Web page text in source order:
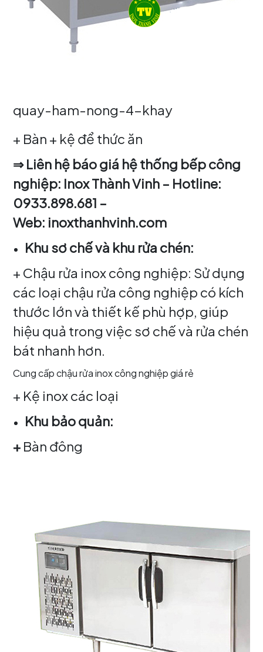
quay-ham-nong-4-khay
+ Bàn + kệ để thức ăn
⇒ Liên hệ báo giá hệ thống bếp công
nghiệp: Inox Thành Vinh – Hotline:
0933.898.681 –
Web: inoxthanhvinh.com
Khu sơ chế và khu rửa chén:
+ Chậu rửa inox công nghiệp: Sử dụng
các loại chậu rửa công nghiệp có kích
thước lớn và thiết kế phù hợp, giúp
hiệu quả trong việc sơ chế và rửa chén
bát nhanh hơn.
Cung cấp chậu rửa inox công nghiệp giá rẻ
+ Kệ inox các loại
Khu bảo quản:
+ Bàn đông